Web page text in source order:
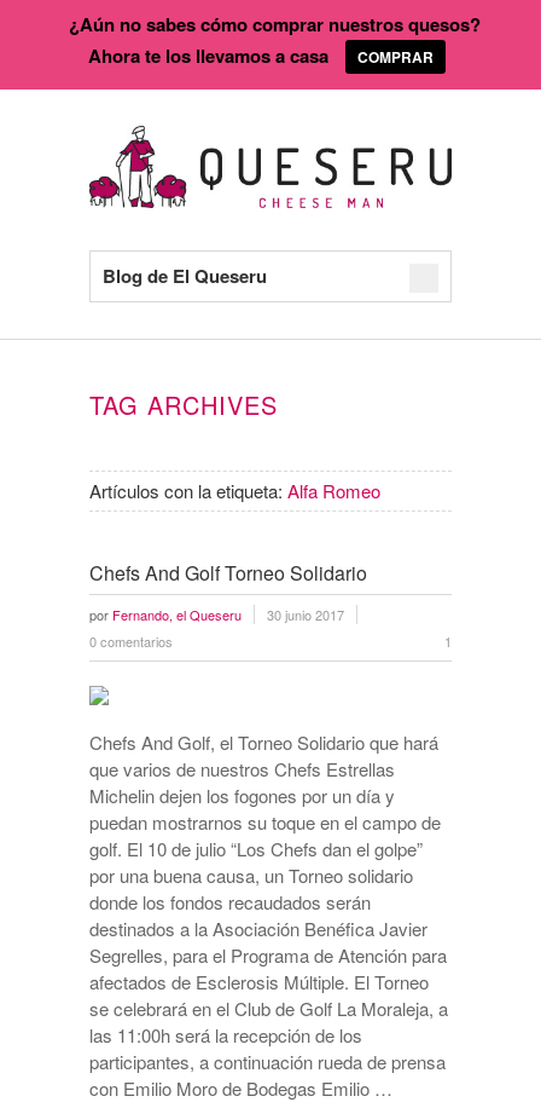
Blog de El Queseru
TAG ARCHIVES
Artículos con la etiqueta: Alfa Romeo
Chefs And Golf Torneo Solidario
por Fernando, el Queseru
30 junio 2017
0 comentarios
1
Chefs And Golf, el Torneo Solidario que hará
que varios de nuestros Chefs Estrellas
Michelin dejen los fogones por un día y
puedan mostrarnos su toque en el campo de
golf. El 10 de julio “Los Chefs dan el golpe”
por una buena causa, un Torneo solidario
donde los fondos recaudados serán
destinados a la Asociación Benéfica Javier
Segrelles, para el Programa de Atención para
afectados de Esclerosis Múltiple. El Torneo
se celebrará en el Club de Golf La Moraleja, a
las 11:00h será la recepción de los
participantes, a continuación rueda de prensa
con Emilio Moro de Bodegas Emilio …
¿Aún no sabes cómo comprar nuestros quesos?
Ahora te los llevamos a casa
COMPRAR